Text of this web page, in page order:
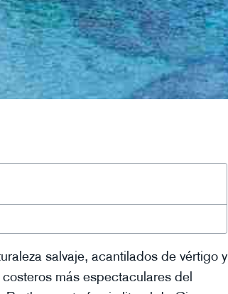
salvaje, acantilados de vértigo y
más espectaculares del